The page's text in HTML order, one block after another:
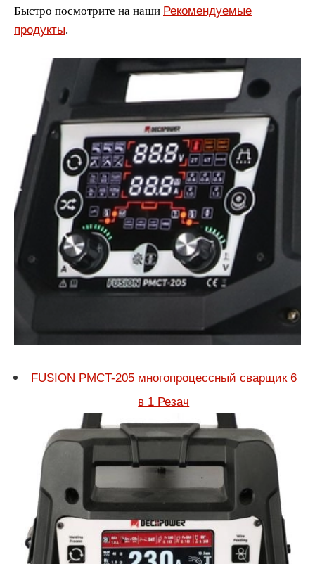
Быстро посмотрите на наши Рекомендуемые
продукты.
FUSION PMCT-205 многопроцессный сварщик 6
в 1 Резач